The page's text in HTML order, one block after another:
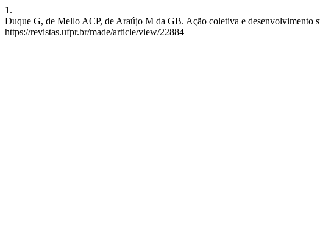
1.
Duque G, de Mello ACP, de Araújo M da GB. Ação coletiva e desenvolvimento
https://revistas.ufpr.br/made/article/view/22884